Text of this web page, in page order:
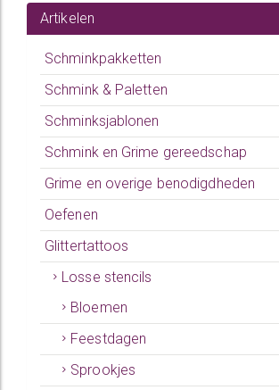
Artikelen
Schminkpakketten
Schmink & Paletten
Schminksjablonen
Schmink en Grime gereedschap
Grime en overige benodigdheden
Oefenen
Glittertattoos
Losse stencils
Bloemen
Feestdagen
Sprookjes